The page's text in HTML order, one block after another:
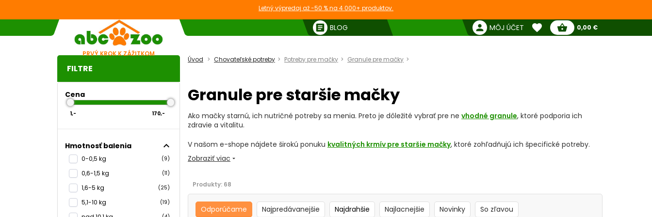
Letný výpredaj až -50 % na 4 000+ produktov.
PRVÝ KROK K ZÁŽITKOM
article BLOG person MÔJ ÚČET favorite shopping_basket 0,00 €
FILTRE
Cena
1,- 170,-
Hmotnosť balenia expand_less
0-0,5 kg (9)
0,6-1,5 kg (11)
1,6-5 kg (25)
5,1-10 kg (19)
Úvod Chovateľské potreby Potreby pre mačky Granule pre mačky
Granule pre staršie mačky
Ako mačky starnú, ich nutričné potreby sa menia. Preto je dôležité vybrať pre ne vhodné granule, ktoré podporia ich
zdravie a vitalitu.
V našom e-shope nájdete širokú ponuku kvalitných krmív pre staršie mačky, ktoré zohľadňujú ich špecifické potreby.
Zobraziť viac arrow_drop_down
Prečo je dôležité zvoliť špeciálne granule pre staršie mačky?
S pribúdajúcim vekom mačky čelia rôznym zdravotným výzvam, ako sú znížená aktivita,problémy s trávením
oslabený imunitný systém. Špeciálne granule pre staršie mačkysú navrhnuté tak, aby poskytovali:
Produkty: 68
Odporúčame Najpredávanejšie Najdrahšie Najlacnejšie Novinky So zľavou